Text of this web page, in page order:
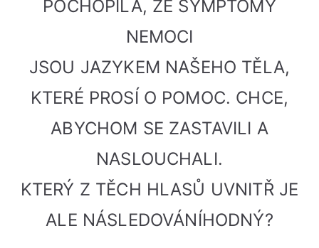
POCHOPILA, ŽE SYMPTOMY
NEMOCI
JSOU JAZYKEM NAŠEHO TĚLA,
KTERÉ PROSÍ O POMOC. CHCE,
ABYCHOM SE ZASTAVILI A
NASLOUCHALI.
KTERÝ Z TĚCH HLASŮ UVNITŘ JE
ALE NÁSLEDOVÁNÍHODNÝ?